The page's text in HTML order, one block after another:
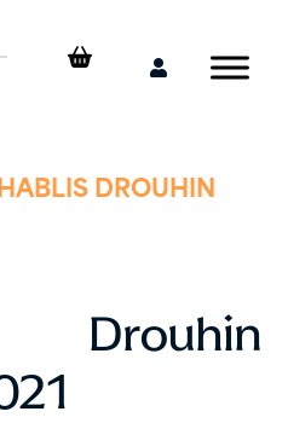
Mon
DROUHIN
Drouhin